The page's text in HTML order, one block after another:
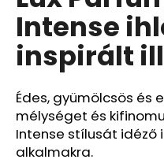
5-
ből
0,0
csillag.
Intense
inspirált
Édes, gyümölcsös és
mélységet és
Intense stílusát idéző
alkalmakra.
A
j
n
l
j
u